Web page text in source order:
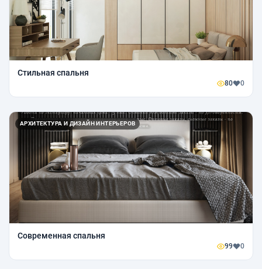
Стильная спальня
80 0
АРХИТЕКТУРА И ДИЗАЙН ИНТЕРЬЕРОВ
Современная спальня
99 0